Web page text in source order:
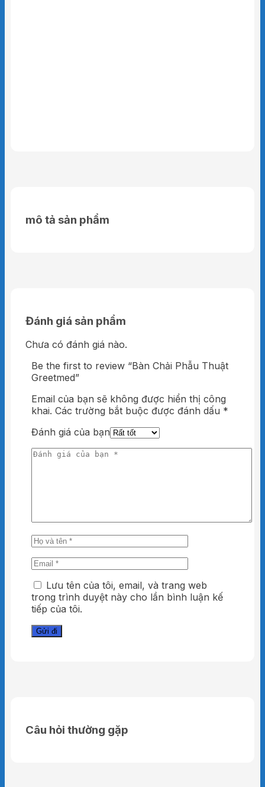
mô tả sản phẩm
Đánh giá sản phẩm
Chưa có đánh giá nào.
Be the first to review “Bàn Chải Phẫu Thuật
Greetmed”
Email của bạn sẽ không được hiển thị công
khai. Các trường bắt buộc được đánh dấu *
Đánh giá của bạn
Lưu tên của tôi, email, và trang web
trong trình duyệt này cho lần bình luận kế
tiếp của tôi.
Câu hỏi thường gặp